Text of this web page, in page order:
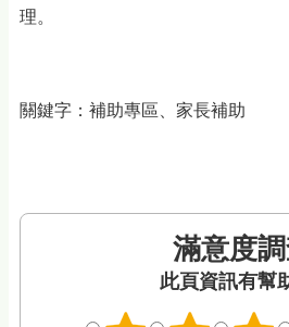
理。
關鍵字：補助專區、家長補助
滿意度
此頁資訊有幫